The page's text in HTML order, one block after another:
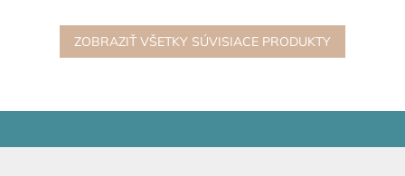
zručností. Dieťa...
zábavu...
ZOBRAZIŤ VŠETKY SÚVISIACE PRODUKTY